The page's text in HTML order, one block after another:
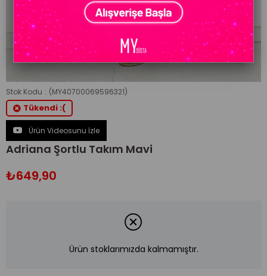
Stok Kodu (MY40700069596321)
Tükendi :(
Ürün Videosunu İzle
Adriana Şortlu Takım Mavi
₺649,90
Ürün stoklarımızda kalmamıştır.